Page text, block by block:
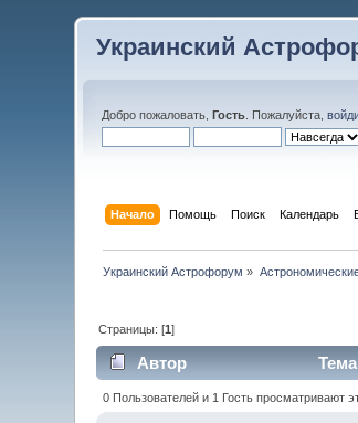
Украинский
Добро пожаловать,Гость . Пожалуйста,
Начало Помощь Поиск Календарь
Украинский Астрофорум »
Страницы: [1]
Автор
0 Пользователей и 1 Гость просматривают